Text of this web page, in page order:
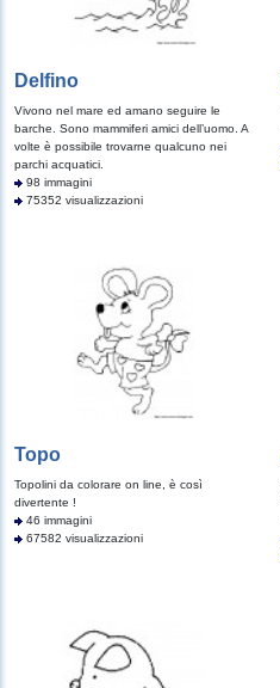
Delfino
Vivono nel mare ed amano seguire le
barche. Sono mammiferi amici dell’uomo. A
volte è possibile trovarne qualcuno nei
parchi acquatici.
98 immagini
75352 visualizzazioni
Topo
Topolini da colorare on line, è così
divertente !
46 immagini
67582 visualizzazioni